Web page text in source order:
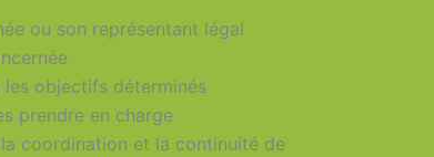
ou son représentant légal
les objectifs déterminés
prendre en charge
coordination et la continuité de